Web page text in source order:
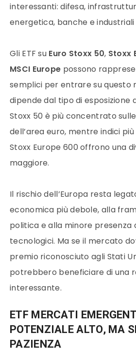
interessanti: difesa,
energetica, banche e industriali
Gli ETF su Euro Stoxx 50, Stoxx
MSCI Europe possono
semplici per entrare su questo
dipende dal tipo di esposizione
Stoxx 50 è più concentrato
dell’area euro, mentre indici
Stoxx Europe 600 offrono una
maggiore.
Il rischio dell’Europa resta
economica più debole, alla
politica e alla minore presenza
tecnologici. Ma se il mercato
premio riconosciuto agli Stati
potrebbero beneficiare di una
interessante.
ETF MERCATI
POTENZIALE ALTO, MA
PAZIENZA